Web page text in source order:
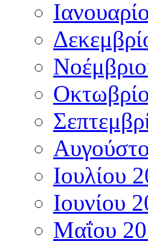
Ιουλίου
Ιουνίου
Μαΐου